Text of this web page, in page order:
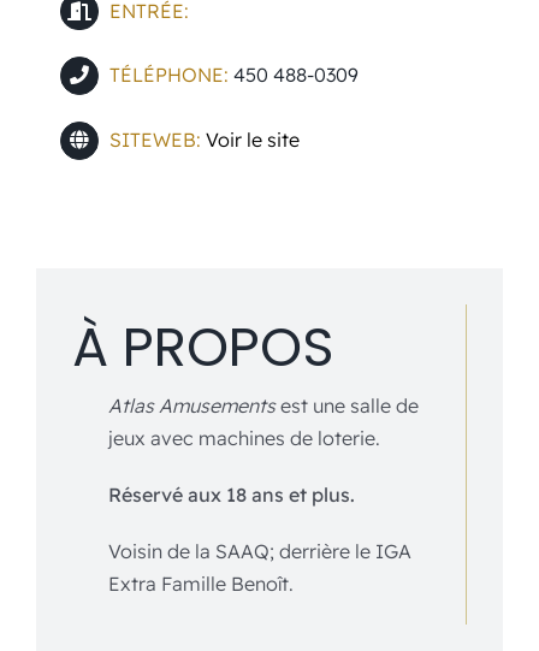
ENTRÉE:
TÉLÉPHONE: 450 488-0309
SITEWEB: Voir le site
À PROPOS
Atlas Amusementsest une salle de
jeux avec machines de loterie.
Réservé aux 18 ans et plus.
Voisin de la SAAQ; derrière le IGA
Extra Famille Benoît.